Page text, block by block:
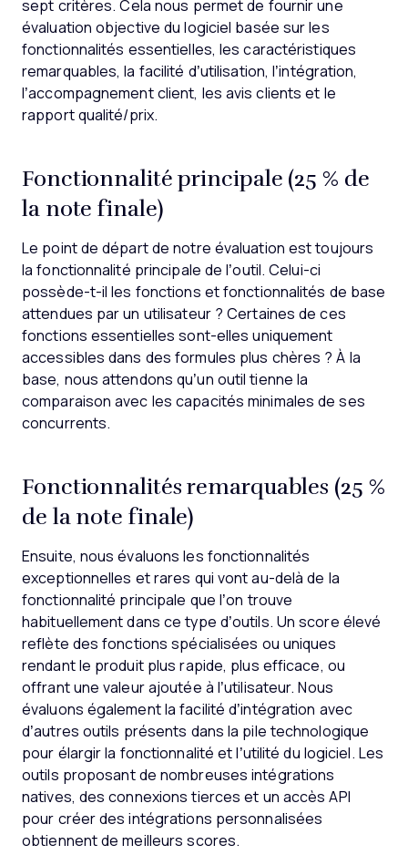
sept critères. Cela nous permet de fournir une
évaluation objective du logiciel basée sur les
fonctionnalités essentielles, les caractéristiques
remarquables, la facilité d’utilisation, l’intégration,
l’accompagnement client, les avis clients et le
rapport qualité/prix.
Fonctionnalité principale (25 % de
la note finale)
Le point de départ de notre évaluation est toujours
la fonctionnalité principale de l’outil. Celui-ci
possède-t-il les fonctions et fonctionnalités de base
attendues par un utilisateur ? Certaines de ces
fonctions essentielles sont-elles uniquement
accessibles dans des formules plus chères ? À la
base, nous attendons qu’un outil tienne la
comparaison avec les capacités minimales de ses
concurrents.
Fonctionnalités remarquables (25 %
de la note finale)
Ensuite, nous évaluons les fonctionnalités
exceptionnelles et rares qui vont au-delà de la
fonctionnalité principale que l’on trouve
habituellement dans ce type d’outils. Un score élevé
reflète des fonctions spécialisées ou uniques
rendant le produit plus rapide, plus efficace, ou
offrant une valeur ajoutée à l’utilisateur. Nous
évaluons également la facilité d’intégration avec
d’autres outils présents dans la pile technologique
pour élargir la fonctionnalité et l’utilité du logiciel. Les
outils proposant de nombreuses intégrations
natives, des connexions tierces et un accès API
pour créer des intégrations personnalisées
obtiennent de meilleurs scores.